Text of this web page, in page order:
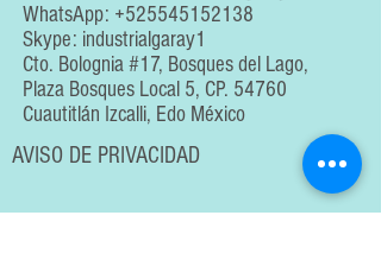
WhatsApp: +525545152138
Skype: industrialgaray1
Cto. Bolognia #17, Bosques del Lago,
Plaza Bosques Local 5, CP. 54760
Cuautitlán Izcalli, Edo México
AVISO DE PRIVACIDAD